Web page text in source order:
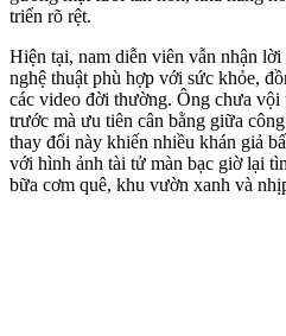
triển rõ rệt.
Hiện tại, nam diễn viên vẫn nhận
nghệ thuật phù hợp với sức khỏe,
các video đời thường. Ông chưa
trước mà ưu tiên cân bằng giữa
thay đổi này khiến nhiều khán giả
với hình ảnh tài tử màn bạc giờ lại
bữa cơm quê, khu vườn xanh và